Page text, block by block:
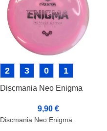
2 3 0 1
Discmania Neo Enigma
9,90€
Discmania Neo Enigma